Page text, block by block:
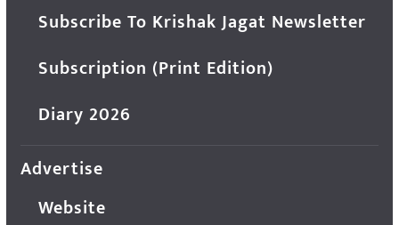
Subscribe To Krishak Jagat Newsletter
Subscription (Print Edition)
Diary 2026
Advertise
Website